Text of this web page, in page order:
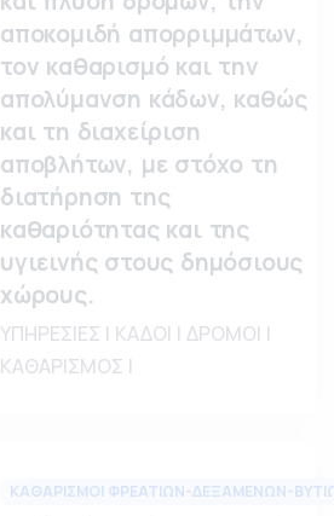
αποκομιδή απορριμμάτων,
τον καθαρισμό και την
απολύμανση κάδων, καθώς
και τη διαχείριση
αποβλήτων, με στόχο τη
διατήρηση της
καθαριότητας και της
υγιεινής στους δημόσιους
χώρους.
ΥΠΗΡΕΣΙΕΣ | ΚΑΔΟΙ | ΔΡΟΜΟΙ |
ΚΑΘΑΡΙΣΜΟΣ |
ΚΑΘΑΡΙΣΜΟΙ ΦΡΕΑΤΙΩΝ-ΔΕΞΑΜΕΝΩΝ-